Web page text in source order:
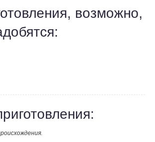
возможно,